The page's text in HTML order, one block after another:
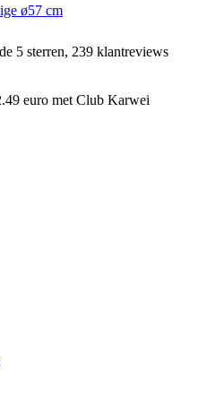
ø57 cm
5 sterren, 239 klantreviews
euro met Club Karwei